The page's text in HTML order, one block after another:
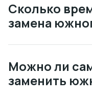
Сколько
замена
Можно ли
заменить